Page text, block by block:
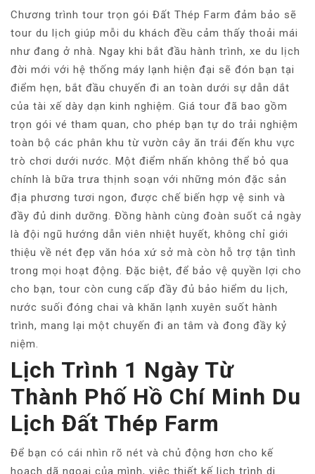
Chương trình tour trọn gói Đất Thép Farm đảm bảo sẽ
tour du lịch giúp mỗi du khách đều cảm thấy thoải mái
như đang ở nhà. Ngay khi bắt đầu hành trình, xe du lịch
đời mới với hệ thống máy lạnh hiện đại sẽ đón bạn tại
điểm hẹn, bắt đầu chuyến đi an toàn dưới sự dẫn dắt
của tài xế dày dạn kinh nghiệm. Giá tour đã bao gồm
trọn gói vé tham quan, cho phép bạn tự do trải nghiệm
toàn bộ các phân khu từ vườn cây ăn trái đến khu vực
trò chơi dưới nước. Một điểm nhấn không thể bỏ qua
chính là bữa trưa thịnh soạn với những món đặc sản
địa phương tươi ngon, được chế biến hợp vệ sinh và
đầy đủ dinh dưỡng. Đồng hành cùng đoàn suốt cả ngày
là đội ngũ hướng dẫn viên nhiệt huyết, không chỉ giới
thiệu về nét đẹp văn hóa xứ sở mà còn hỗ trợ tận tình
trong mọi hoạt động. Đặc biệt, để bảo vệ quyền lợi cho
cho bạn, tour còn cung cấp đầy đủ bảo hiểm du lịch,
nước suối đóng chai và khăn lạnh xuyên suốt hành
trình, mang lại một chuyến đi an tâm và đong đầy kỷ
niệm.
Lịch Trình 1 Ngày Từ
Thành Phố Hồ Chí Minh Du
Lịch Đất Thép Farm
Để bạn có cái nhìn rõ nét và chủ động hơn cho kế
hoạch dã ngoại của mình, việc thiết kế lịch trình di